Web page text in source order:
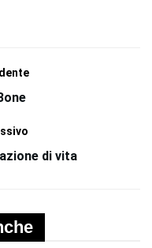
di vita